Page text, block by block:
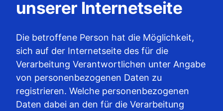
unserer Internetseite
Die betroffene Person hat die Möglichkeit,
sich auf der Internetseite des für die
Verarbeitung Verantwortlichen unter Angabe
von personenbezogenen Daten zu
registrieren. Welche personenbezogenen
Daten dabei an den für die Verarbeitung